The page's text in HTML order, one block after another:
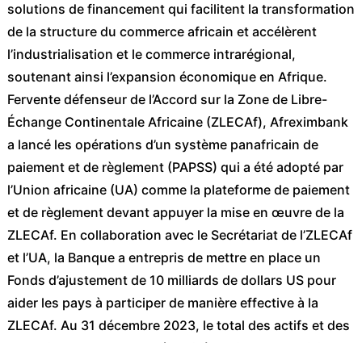
solutions de financement qui facilitent la transformation
de la structure du commerce africain et accélèrent
l’industrialisation et le commerce intrarégional,
soutenant ainsi l’expansion économique en Afrique.
Fervente défenseur de l’Accord sur la Zone de Libre-
Échange Continentale Africaine (ZLECAf), Afreximbank
a lancé les opérations d’un système panafricain de
paiement et de règlement (PAPSS) qui a été adopté par
l’Union africaine (UA) comme la plateforme de paiement
et de règlement devant appuyer la mise en œuvre de la
ZLECAf. En collaboration avec le Secrétariat de l’ZLECAf
et l’UA, la Banque a entrepris de mettre en place un
Fonds d’ajustement de 10 milliards de dollars US pour
aider les pays à participer de manière effective à la
ZLECAf. Au 31 décembre 2023, le total des actifs et des